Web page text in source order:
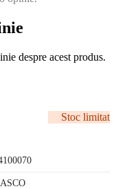
despre acest produs.
Stoc limitat